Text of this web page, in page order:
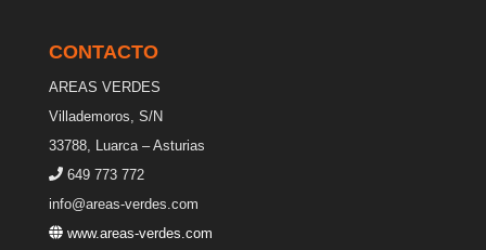
CONTACTO
AREAS VERDES
Villademoros, S/N
33788, Luarca – Asturias
649 773 772
info@areas-verdes.com
www.areas-verdes.com